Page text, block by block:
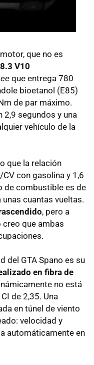
que no es
8.3 V10
que entrega 780
bioetanol (E85)
de par máximo.
2,9 segundos y una
vehículo de la
que la relación
con gasolina y 1,6
de combustible es de
cuantas vueltas.
, pero a
creo que ambas
del GTA Spano es su
en fibra de
no está
de 2,35. Una
en túnel de viento
velocidad y
automáticamente en